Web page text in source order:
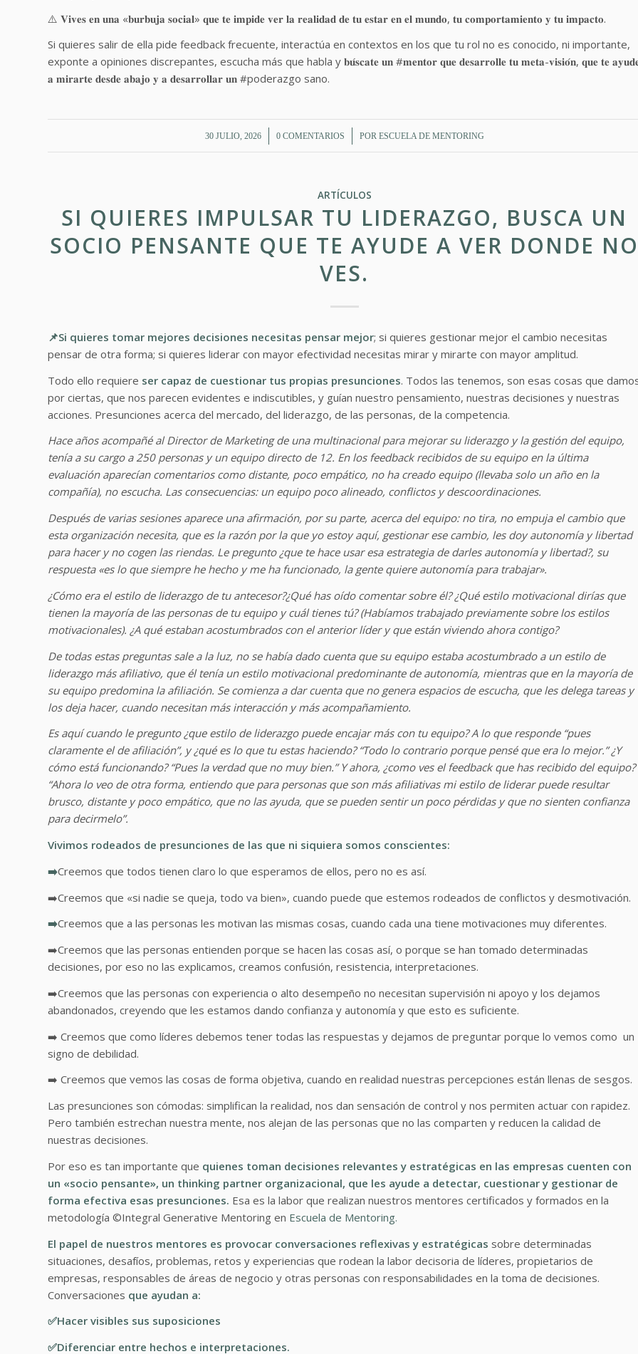
⚠️ 𝐕𝐢𝐯𝐞𝐬 𝐞𝐧 𝐮𝐧𝐚 «𝐛𝐮𝐫𝐛𝐮𝐣𝐚 𝐬𝐨𝐜𝐢𝐚𝐥» 𝐪𝐮𝐞 𝐭𝐞 𝐢𝐦𝐩𝐢𝐝𝐞 𝐯𝐞𝐫 𝐥𝐚 𝐫𝐞𝐚𝐥𝐢𝐝𝐚𝐝 𝐝𝐞 𝐭𝐮 𝐞𝐬𝐭𝐚𝐫 𝐞𝐧 𝐞𝐥 𝐦𝐮𝐧𝐝𝐨, 𝐭𝐮 𝐜𝐨𝐦𝐩𝐨𝐫𝐭𝐚𝐦𝐢𝐞𝐧𝐭𝐨 𝐲 𝐭𝐮 𝐢𝐦𝐩𝐚𝐜𝐭𝐨.
Si quieres salir de ella pide feedback frecuente, interactúa en contextos en los que tu rol no es conocido, ni importante,
exponte a opiniones discrepantes, escucha más que habla y 𝐛𝐮́𝐬𝐜𝐚𝐭𝐞 𝐮𝐧 #𝐦𝐞𝐧𝐭𝐨𝐫 𝐪𝐮𝐞 𝐝𝐞𝐬𝐚𝐫𝐫𝐨𝐥𝐥𝐞 𝐭𝐮 𝐦𝐞𝐭𝐚-𝐯𝐢𝐬𝐢𝐨́𝐧, 𝐪𝐮𝐞 𝐭𝐞
𝐚 𝐦𝐢𝐫𝐚𝐫𝐭𝐞 𝐝𝐞𝐬𝐝𝐞 𝐚𝐛𝐚𝐣𝐨 𝐲 𝐚 𝐝𝐞𝐬𝐚𝐫𝐫𝐨𝐥𝐥𝐚𝐫 𝐮𝐧 #poderazgo sano.
30 JULIO, 2026
/ 0 COMENTARIOS
/ POR ESCUELA DE MENTORING
ARTÍCULOS
SI QUIERES IMPULSAR TU LIDERAZGO, BUSCA UN
SOCIO PENSANTE QUE TE AYUDE A VER DONDE
VES.
📌Si quieres tomar mejores decisiones necesitas pensar mejor; si quieres gestionar mejor el cambio necesitas
pensar de otra forma; si quieres liderar con mayor efectividad necesitas mirar y mirarte con mayor amplitud.
Todo ello requiere ser capaz de cuestionar tus propias presunciones. Todos las tenemos, son esas cosas que
por ciertas, que nos parecen evidentes e indiscutibles, y guían nuestro pensamiento, nuestras decisiones y nuestras
acciones. Presunciones acerca del mercado, del liderazgo, de las personas, de la competencia.
Hace años acompañé al Director de Marketing de una multinacional para mejorar su liderazgo y la gestión del equipo,
tenía a su cargo a 250 personas y un equipo directo de 12. En los feedback recibidos de su equipo en la última
evaluación aparecían comentarios como distante, poco empático, no ha creado equipo (llevaba solo un año en la
compañía), no escucha. Las consecuencias: un equipo poco alineado, conflictos y descoordinaciones.
Después de varias sesiones aparece una afirmación, por su parte, acerca del equipo: no tira, no empuja el cambio que
esta organización necesita, que es la razón por la que yo estoy aquí, gestionar ese cambio, les doy autonomía y libertad
para hacer y no cogen las riendas. Le pregunto ¿que te hace usar esa estrategia de darles autonomía y libertad?, su
respuesta «es lo que siempre he hecho y me ha funcionado, la gente quiere autonomía para trabajar».
¿Cómo era el estilo de liderazgo de tu antecesor?¿Qué has oído comentar sobre él? ¿Qué estilo motivacional dirías que
tienen la mayoría de las personas de tu equipo y cuál tienes tú? (Habíamos trabajado previamente sobre los estilos
motivacionales). ¿A qué estaban acostumbrados con el anterior líder y que están viviendo ahora contigo?
De todas estas preguntas sale a la luz, no se había dado cuenta que su equipo estaba acostumbrado a un estilo de
liderazgo más afiliativo, que él tenía un estilo motivacional predominante de autonomía, mientras que en la mayoría de
su equipo predomina la afiliación. Se comienza a dar cuenta que no genera espacios de escucha, que les delega tareas y
los deja hacer, cuando necesitan más interacción y más acompañamiento.
Es aquí cuando le pregunto ¿que estilo de liderazgo puede encajar más con tu equipo? A lo que responde “pues
claramente el de afiliación”, y ¿qué es lo que tu estas haciendo? “Todo lo contrario porque pensé que era lo mejor.” ¿Y
cómo está funcionando? “Pues la verdad que no muy bien.” Y ahora, ¿como ves el feedback que has recibido del equipo?
“Ahora lo veo de otra forma, entiendo que para personas que son más afiliativas mi estilo de liderar puede resultar
brusco, distante y poco empático, que no las ayuda, que se pueden sentir un poco pérdidas y que no sienten confianza
para decirmelo”.
Vivimos rodeados de presunciones de las que ni siquiera somos conscientes:
➡️Creemos que todos tienen claro lo que esperamos de ellos, pero no es así.
➡️Creemos que «si nadie se queja, todo va bien», cuando puede que estemos rodeados de conflictos y desmotivación.
➡️Creemos que a las personas les motivan las mismas cosas, cuando cada una tiene motivaciones muy diferentes.
➡️Creemos que las personas entienden porque se hacen las cosas así, o porque se han tomado determinadas
decisiones, por eso no las explicamos, creamos confusión, resistencia, interpretaciones.
➡️Creemos que las personas con experiencia o alto desempeño no necesitan supervisión ni apoyo y los dejamos
abandonados, creyendo que les estamos dando confianza y autonomía y que esto es suficiente.
➡️ Creemos que como líderes debemos tener todas las respuestas y dejamos de preguntar porque lo vemos como un
signo de debilidad.
➡️ Creemos que vemos las cosas de forma objetiva, cuando en realidad nuestras percepciones están llenas de sesgos.
Las presunciones son cómodas: simplifican la realidad, nos dan sensación de control y nos permiten actuar con rapidez.
Pero también estrechan nuestra mente, nos alejan de las personas que no las comparten y reducen la calidad de
nuestras decisiones.
Por eso es tan importante que quienes toman decisiones relevantes y estratégicas en las empresas cuenten con
un «socio pensante», un thinking partner organizacional, que les ayude a detectar, cuestionar y gestionar de
forma efectiva esas presunciones. Esa es la labor que realizan nuestros mentores certificados y formados en la
metodología ©️Integral Generative Mentoring en Escuela de Mentoring.
El papel de nuestros mentores es provocar conversaciones reflexivas y estratégicas sobre determinadas
situaciones, desafíos, problemas, retos y experiencias que rodean la labor decisoria de líderes, propietarios de
empresas, responsables de áreas de negocio y otras personas con responsabilidades en la toma de decisiones.
Conversaciones que ayudan a:
✅Hacer visibles sus suposiciones
✅Diferenciar entre hechos e interpretaciones.